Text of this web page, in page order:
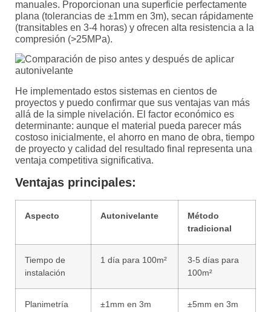
manuales. Proporcionan una superficie perfectamente
plana (tolerancias de ±1mm en 3m), secan rápidamente
(transitables en 3-4 horas) y ofrecen alta resistencia a la
compresión (>25MPa).
He implementado estos sistemas en cientos de
proyectos y puedo confirmar que sus ventajas van más
allá de la simple nivelación. El factor económico es
determinante: aunque el material pueda parecer más
costoso inicialmente, el ahorro en mano de obra, tiempo
de proyecto y calidad del resultado final representa una
ventaja competitiva significativa.
Ventajas principales:
Aspecto Autonivelante
Método
tradicional
Tiempo de
instalación
1 día para 100m²
3-5 días para
100m²
Planimetría ±1mm en 3m ±5mm en 3m